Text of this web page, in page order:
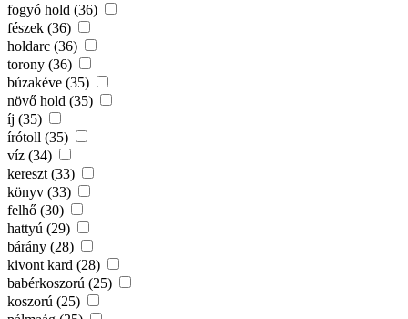
fogyó hold (36)
fészek (36)
holdarc (36)
torony (36)
búzakéve (35)
növő hold (35)
íj (35)
írótoll (35)
víz (34)
kereszt (33)
könyv (33)
felhő (30)
hattyú (29)
bárány (28)
kivont kard (28)
babérkoszorú (25)
koszorú (25)